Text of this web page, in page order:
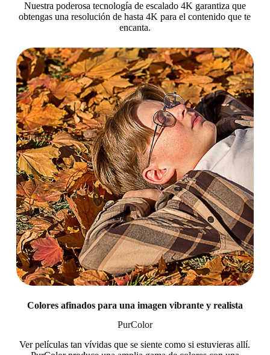
Nuestra poderosa tecnología de escalado 4K garantiza que
obtengas una resolución de hasta 4K para el contenido que te
encanta.
Colores afinados para una imagen vibrante y realista
PurColor
Ver películas tan vívidas que se siente como si estuvieras allí.